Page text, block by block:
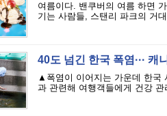
여름이다. 밴쿠버의 여름 하면
기는 사람들, 스탠리 파크의 거
40도 넘긴 한국 폭염···
▲폭염이 이어지는 가운데 한국
과 관련해 여행객들에게 건강